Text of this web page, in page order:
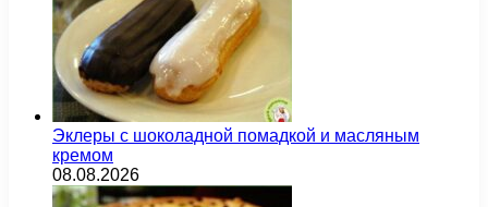
Эклеры с шоколадной помадкой и масляным
кремом
08.08.2026